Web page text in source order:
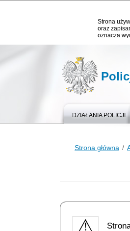
Strona
oraz
oznacza
DZIAŁANIA POLICJI
Strona główna